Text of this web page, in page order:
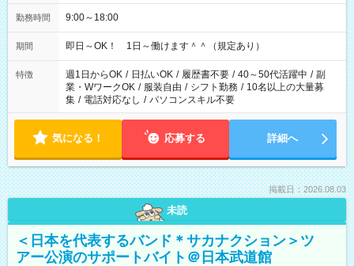
勤務時間 9:00～18:00
期間 即日～OK！ 1日～働けます＾＾（規定あり）
特徴 週1日からOK / 日払いOK / 履歴書不要 / 40～50代活躍中 / 副
業・WワークOK / 服装自由 / シフト勤務 / 10名以上の大量募
集 / 電話対応なし / パソコンスキル不要
気になる！ 応募する 詳細へ
掲載日：2026.08.03
未読
＜日本を代表するバンド＊サカナクション＞ツ
アー公演のサポートバイト＠日本武道館